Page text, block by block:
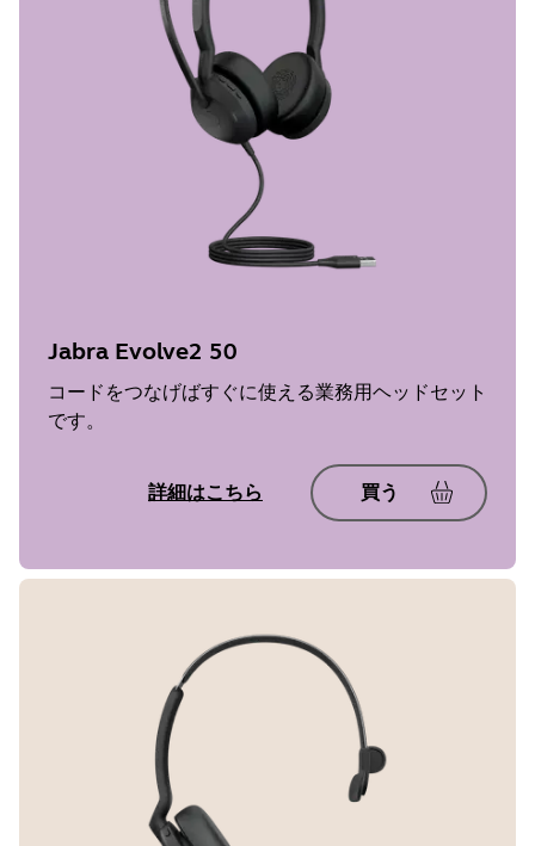
Jabra Evolve2 50
コードをつなげばすぐに使える業務用ヘッドセット
です。
詳細はこちら 買う